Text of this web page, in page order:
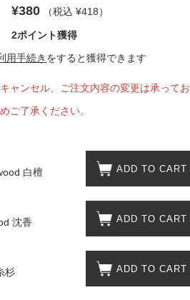
屋
¥380 （税込 ¥418）
2ポイント獲得
用手続き をすると獲得できます
ャンセル、ご注文内容の変更は承ってお
ご了承ください。
白檀 ADD TO CART
沈香 ADD TO CART
杉 ADD TO CART